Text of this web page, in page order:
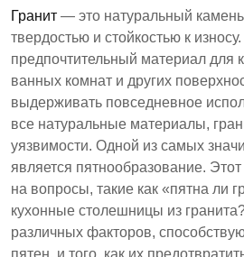
используемый для столешниц,
пятнам. Правильная
обслуживание необходимы
пятен от обычных веществ,
и вода. Понимание состава
эффективных методов очистки
сохранить его внешний вид.
Гранит - это
в основном из кварца,
слюды.
Общие вещества,
Гранит — это натуральный
твердостью и стойкостью к
предпочтительный материал для
ванных комнат и других
выдерживать повседневное
все натуральные материалы,
уязвимости. Одной из самых
является пятнообразование.
на вопросы, такие как «пятна ли
кухонные столешницы из
различных факторов,
пятен, и того, как их